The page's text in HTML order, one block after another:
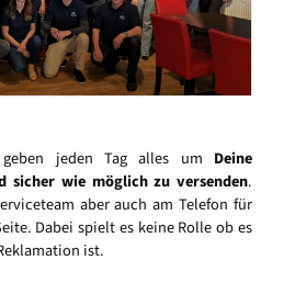
jeden Tag alles um Deine
sicher wie möglich zu versenden.
aber auch am Telefon für
Dabei spielt es keine Rolle ob es
ist.